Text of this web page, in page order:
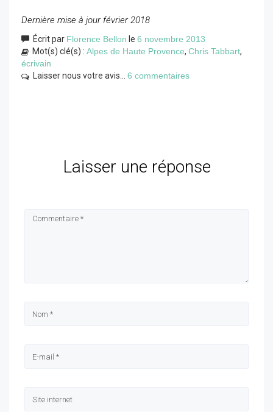
Dernière mise à jour février 2018
Écrit par Florence Bellon le 6 novembre 2013
Mot(s) clé(s) : Alpes de Haute Provence, Chris Tabbart,
écrivain
Laisser nous votre avis... 6 commentaires
Laisser une réponse